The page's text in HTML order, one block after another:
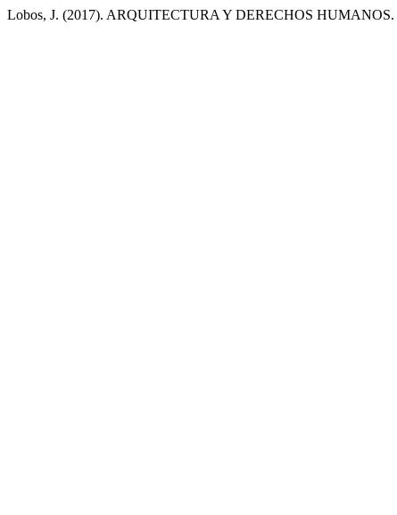
Lobos, J. (2017). ARQUITECTURA Y DERECHOS HUMANOS.